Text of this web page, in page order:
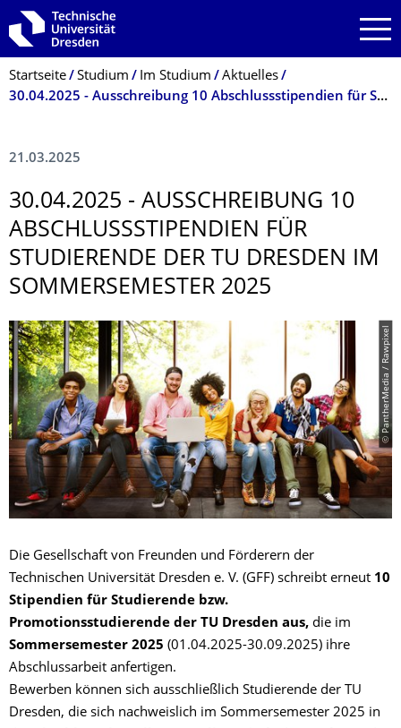
Zur Hauptnavigation springen
Zur Suche springen
Zum Inhalt springen
Breadcrumb-Menü
Startseite Studium Im Studium
Aktuelles
30.04.2025 - Ausschreibung 10 Abschlussstipendien für Studierende der TU Dresden im Sommersemester 2025
21.03.2025
30.04.2025 - AUSSCHREIBUNG 10
ABSCHLUSSSTI­PENDIEN FÜR
STUDIERENDE DER TU DRESDEN IM
SOMMERSEMESTER 2025
© PantherMedia / Rawpixel
Die Gesellschaft von Freunden und Förderern der
Technischen Universität Dresden e. V. (GFF) schreibt erneut 10
Stipendien für Studierende bzw.
Promotionsstudierende der TU Dresden aus, die im
Sommersemester 2025 (01.04.2025-30.09.2025) ihre
Abschlussarbeit anfertigen.
Bewerben können sich ausschließlich Studierende der TU
Dresden, die sich nachweislich im Sommersemester 2025 in